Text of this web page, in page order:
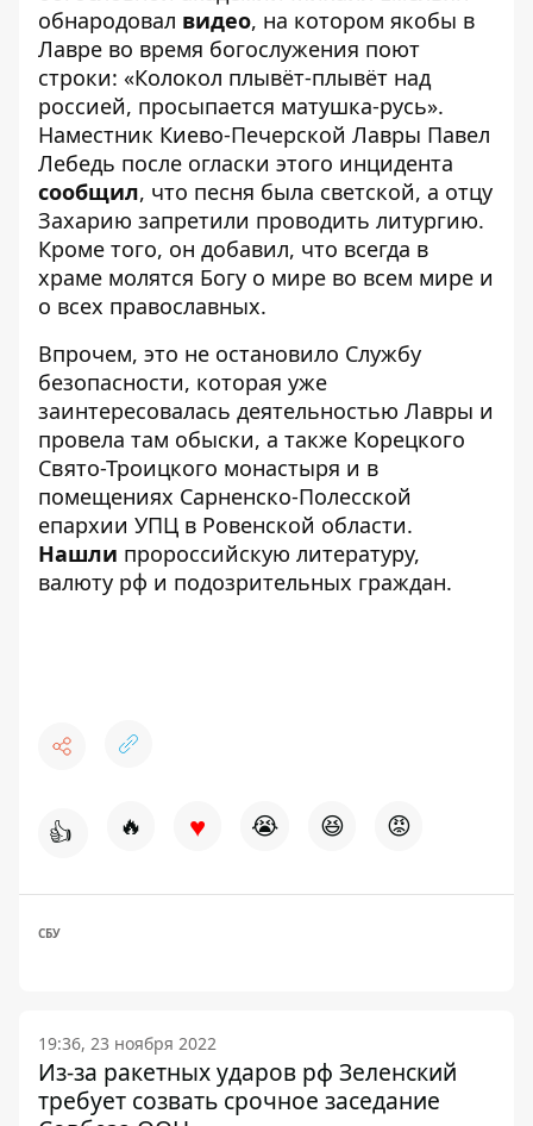
обнародовал видео, на котором якобы в
Лавре во время богослужения поют
строки: «Колокол плывёт-плывёт над
россией, просыпается матушка-русь».
Наместник Киево-Печерской Лавры Павел
Лебедь после огласки этого инцидента
сообщил, что песня была светской, а отцу
Захарию запретили проводить литургию.
Кроме того, он добавил, что всегда в
храме молятся Богу о мире во всем мире и
о всех православных.
Впрочем, это не остановило Службу
безопасности, которая уже
заинтересовалась деятельностью Лавры и
провела там обыски, а также Корецкого
Свято-Троицкого монастыря и в
помещениях Сарненско-Полесской
епархии УПЦ в Ровенской области.
Нашли пророссийскую литературу,
валюту рф и подозрительных граждан.
👍 🔥 ♥ 😭 😆 😡
СБУ
19:36, 23 ноября 2022
Из-за ракетных ударов рф Зеленский
требует созвать срочное заседание